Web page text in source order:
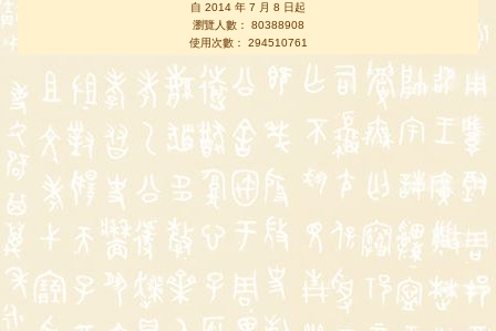
自 2014 年 7 月 8 日起
瀏覽人數： 80388908
使用次數： 294510761